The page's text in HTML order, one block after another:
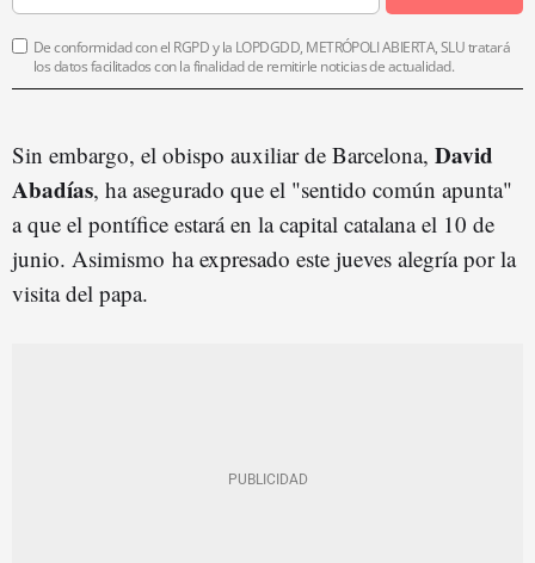
De conformidad con el RGPD y la LOPDGDD, METRÓPOLI ABIERTA, SLU tratará
los datos facilitados con la finalidad de remitirle noticias de actualidad.
Sin embargo, el obispo auxiliar de Barcelona, David
Abadías, ha asegurado que el "sentido común apunta"
a que el pontífice estará en la capital catalana el 10 de
junio. Asimismo ha expresado este jueves alegría por la
visita del papa.